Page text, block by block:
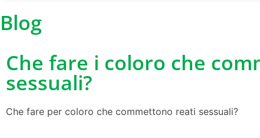
Blog
Che fare i coloro che
sessuali?
Che fare per coloro che commettono reati sessuali?